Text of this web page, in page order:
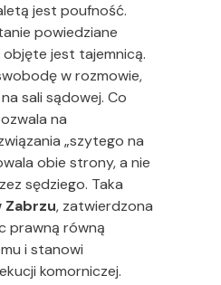
jest poufność.
powiedziane
jest tajemnicą.
w rozmowie,
sali sądowej. Co
na
„szytego na
obie strony, a nie
sędziego. Taka
Zabrzu, zatwierdzona
prawną równą
i stanowi
komorniczej.